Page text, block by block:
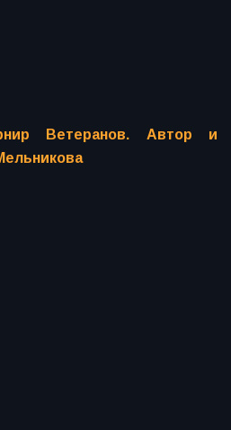
Ветеранов. Автор и